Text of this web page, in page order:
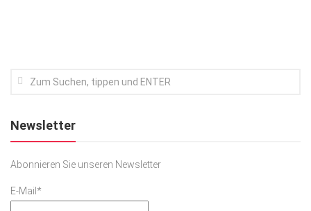
Podcast
Newsletter
Abonnieren Sie unseren Newsletter
E-Mail*